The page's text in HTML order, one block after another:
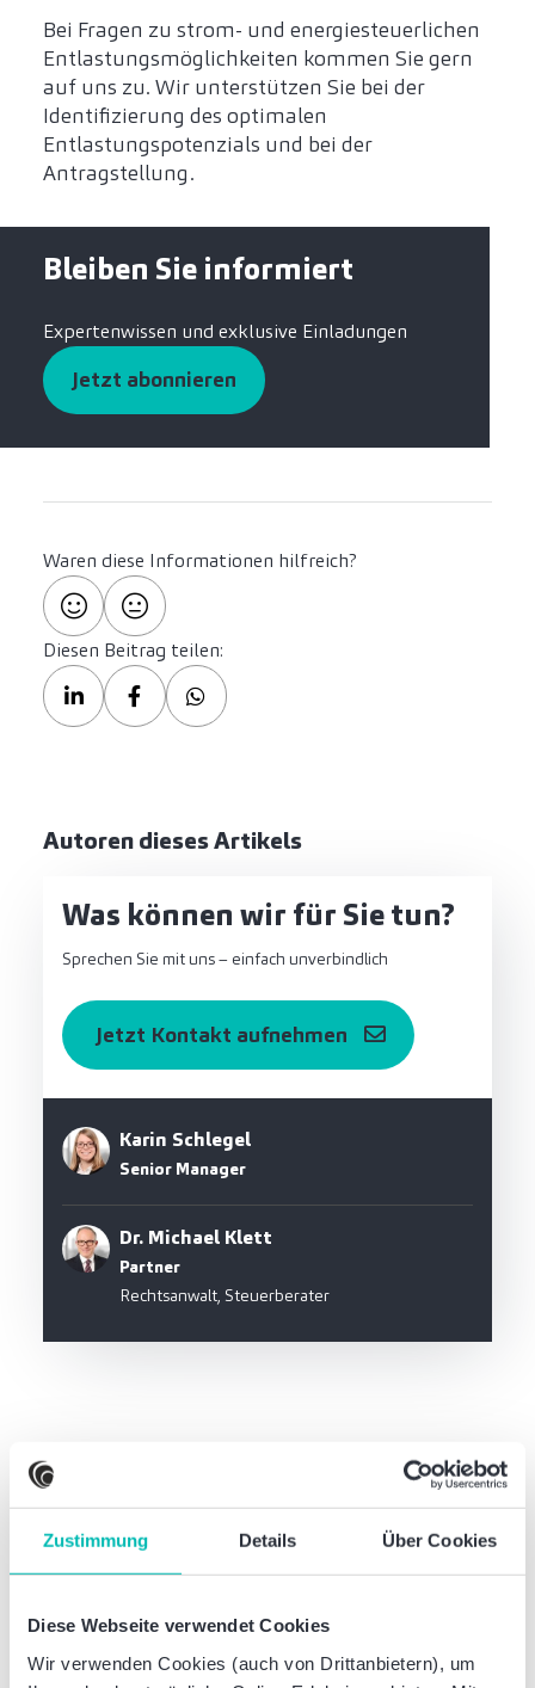
Zustimmung Details Über Cookies
Diese Webseite verwendet Cookies
Wir verwenden Cookies (auch von Drittanbietern), um
Bei Fragen zu strom- und energiesteuerlichen
Entlastungsmöglichkeiten kommen Sie gern
auf uns zu. Wir unterstützen Sie bei der
Identifizierung des optimalen
Entlastungspotenzials und bei der
Antragstellung.
Bleiben Sie informiert
Expertenwissen und exklusive Einladungen
Jetzt abonnieren
Waren diese Informationen hilfreich?
Diesen Beitrag teilen:
Autoren dieses Artikels
Karin Schlegel
Senior Manager
Dr. Michael Klett
Partner
Rechtsanwalt, Steuerberater
Was können wir für Sie tun?
Sprechen Sie mit uns – einfach unverbindlich
Jetzt Kontakt aufnehmen
Diese Newsbeiträge könnten Sie auch
interessieren